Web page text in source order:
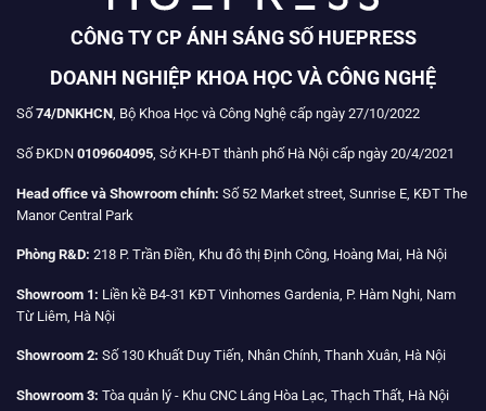
CÔNG TY CP ÁNH SÁNG SỐ HUEPRESS
DOANH NGHIỆP KHOA HỌC VÀ CÔNG NGHỆ
Số 74/DNKHCN, Bộ Khoa Học và Công Nghệ cấp ngày 27/10/2022
Số ĐKDN 0109604095 , Sở KH-ĐT thành phố Hà Nội cấp ngày 20/4/2021
Head office và Showroom chính: Số 52 Market street, Sunrise E, KĐT The
Manor Central Park
Phòng R&D: 218 P. Trần Điền, Khu đô thị Định Công, Hoàng Mai, Hà Nội
Showroom 1: Liền kề B4-31 KĐT Vinhomes Gardenia, P. Hàm Nghi, Nam
Từ Liêm, Hà Nội
Showroom 2: Số 130 Khuất Duy Tiến, Nhân Chính, Thanh Xuân, Hà Nội
Showroom 3: Tòa quản lý - Khu CNC Láng Hòa Lạc, Thạch Thất, Hà Nội